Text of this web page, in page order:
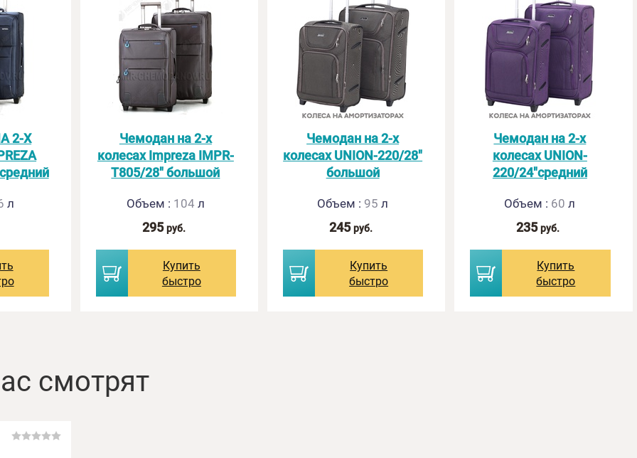
2-Х
л
Чемодан на 2-х
колесах Impreza IMPR-
T805/28" большой
Объем : 104 л
295 руб.
Купить
быстро
Чемодан на 2-х
колесах UNION-220/28"
большой
Объем : 95 л
245 руб.
Купить
быстро
Чемодан на 2-х
колесах UNION-
220/24"средний
Объем : 60 л
235 руб.
Купить
быстро
смотрят